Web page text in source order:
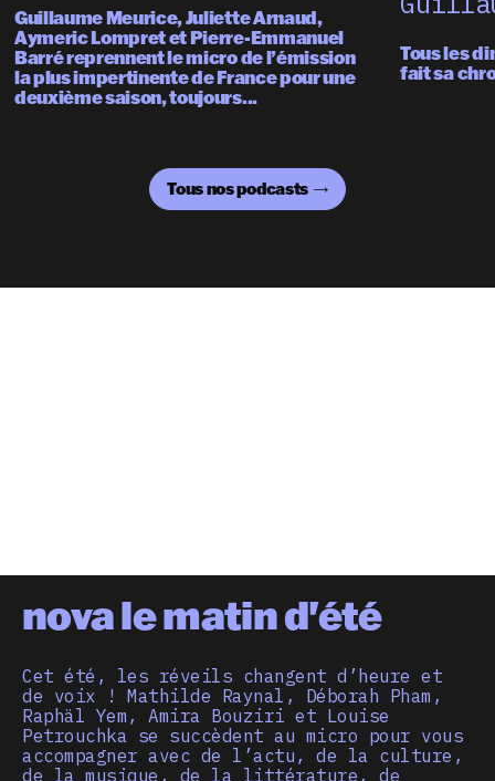
Guillaume Meurice, Juliette Arnaud,
Aymeric Lompret et Pierre-Emmanuel
Barré reprennent le micro de l’émission
la plus impertinente de France pour une
deuxième saison, toujours...
Tous les
fait sa
Tous nos podcasts
nova le matin d'été
Cet été, les réveils changent d’heure et
de voix ! Mathilde Raynal, Déborah Pham,
Raphäl Yem, Amira Bouziri et Louise
Petrouchka se succèdent au micro pour vous
accompagner avec de l’actu, de la culture,
de la musique, de la littérature, de